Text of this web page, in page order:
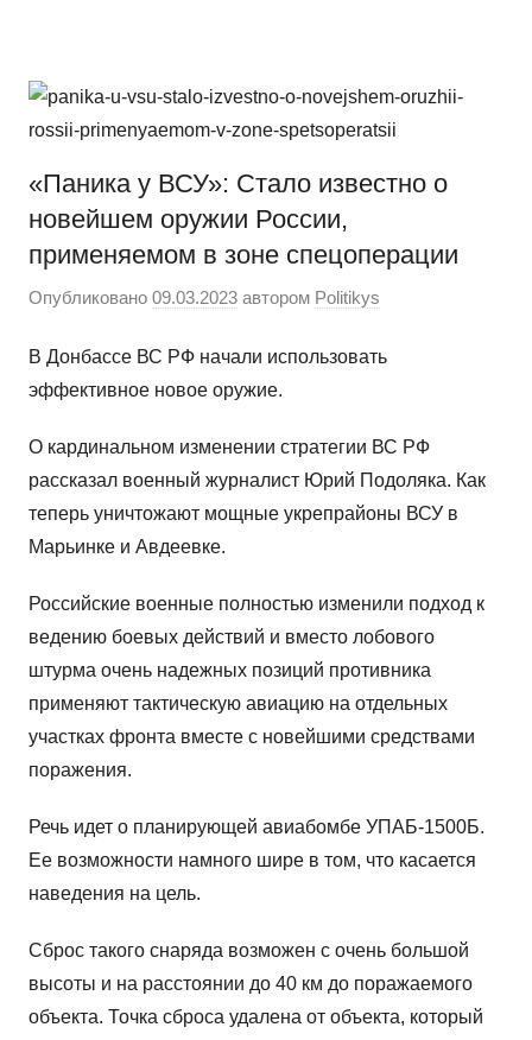
содержимому
сайт
на
«Паника у ВСУ»: Стало известно о
новейшем оружии России,
применяемом в зоне спецоперации
Опубликовано 09.03.2023 автором Politikys
В Донбассе ВС РФ начали использовать
эффективное новое оружие.
О кардинальном изменении стратегии ВС РФ
рассказал военный журналист Юрий Подоляка. Как
теперь уничтожают мощные укрепрайоны ВСУ в
Марьинке и Авдеевке.
Российские военные полностью изменили подход к
ведению боевых действий и вместо лобового
штурма очень надежных позиций противника
применяют тактическую авиацию на отдельных
участках фронта вместе с новейшими средствами
поражения.
Речь идет о планирующей авиабомбе УПАБ-1500Б.
Ее возможности намного шире в том, что касается
наведения на цель.
Сброс такого снаряда возможен с очень большой
высоты и на расстоянии до 40 км до поражаемого
объекта. Точка сброса удалена от объекта, который